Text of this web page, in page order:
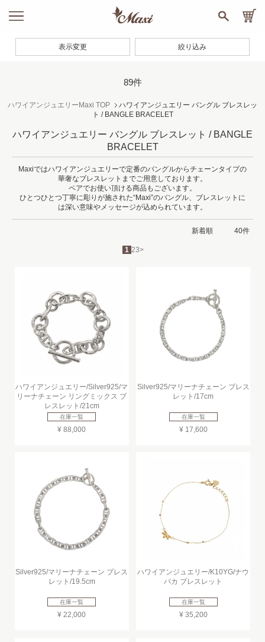
89件
ハワイアンジュエリーMaxi TOP
ハワイアンジュエリー バングル ブレスレッ
ト / BANGLE BRACELET
ハワイアンジュエリー バングル ブレスレット / BANGLE
BRACELET
Maxiではハワイアンジュエリーで定番のバングルからチェーンタイプの
華奢なブレスレットまでご用意しております。
ペアでお使い頂ける商品もございます。
ひとつひとつ丁寧に彫りが施された“Maxi”のバングル、ブレスレットに
は深い意味やメッセージが込められています。
1 23>
ハワイアンジュエリー/Silver925/マ
リーナチェーン リングミックス ブ
レスレット/21cm
在庫一覧
¥ 88,000
Silver925/マリーナチェーン ブレス
レット/17cm
在庫一覧
¥ 17,600
Silver925/マリーナチェーン ブレス
レット/19.5cm
在庫一覧
¥ 22,000
ハワイアンジュエリー/K10YG/ナウ
パカ ブレスレット
在庫一覧
¥ 35,200
表示変更 絞り込み